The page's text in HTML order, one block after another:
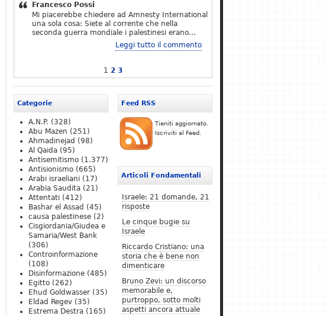
Francesco Possi
Mi piacerebbe chiedere ad Amnesty International
una sola cosa: Siete al corrente che nella
seconda guerra mondiale i palestinesi erano…
Leggi tutto il commento
1 2 3
Feed RSS
Tieniti aggiornato.
Iscriviti al Feed.
Articoli Fondamentali
Israele: 21 domande, 21
risposte
Le cinque bugie su
Israele
Riccardo Cristiano: una
storia che è bene non
dimenticare
Bruno Zevi: un discorso
memorabile e,
purtroppo, sotto molti
aspetti ancora attuale
Categorie
A.N.P. (328)
Abu Mazen (251)
Ahmadinejad (98)
Al Qaida (95)
Antisemitismo (1.377)
Antisionismo (665)
Arabi israeliani (17)
Arabia Saudita (21)
Attentati (412)
Bashar el Assad (45)
causa palestinese (2)
Cisgiordania/Giudea e
Samaria/West Bank
(306)
Controinformazione
(108)
Disinformazione (485)
Egitto (262)
Ehud Goldwasser (35)
Eldad Regev (35)
Estrema Destra (165)